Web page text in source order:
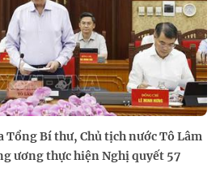
Tổng Bí thư, Chủ tịch nước Tô Lâm
ương thực hiện Nghị quyết 57